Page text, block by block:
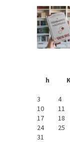
h
3
4
10
11
17
18
24
25
31